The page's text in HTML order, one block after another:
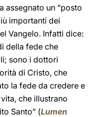
assegnato un “posto
importanti dei
Vangelo. Infatti dice:
della fede che
sono i dottori
di Cristo, che
la fede da credere e
che illustrano
Santo” (Lumen